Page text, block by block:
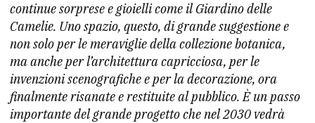
continue sorprese e gioielli come il Giardino delle
Camelie. Uno spazio, questo, di grande suggestione e
non solo per le meraviglie della collezione botanica,
ma anche per l’architettura capricciosa, per le
invenzioni scenografiche e per la decorazione, ora
finalmente risanate e restituite al pubblico. È un passo
importante del grande progetto che nel 2030 vedrà